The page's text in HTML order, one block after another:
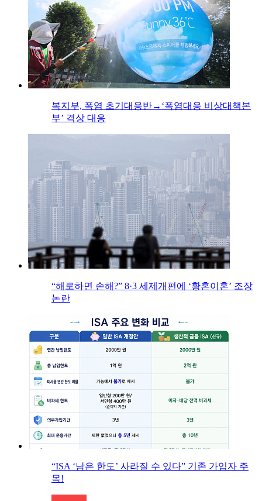
복지부, 폭염 초기대응반→‘폭염대응 비상대책본
부’ 격상 대응
“해로하면 손해?” 8·3 세제개편에 ‘황혼이혼’ 조장
논란
“ISA ‘남은 한도’ 사라질 수 있다” 기존 가입자 주
목!